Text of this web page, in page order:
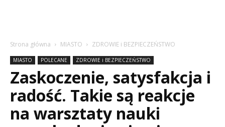
Strona główna MIASTO ZDROWIE i BEZPIECZEŃSTWO
MIASTO POLECANE ZDROWIE i BEZPIECZEŃSTWO
Zaskoczenie, satysfakcja i
radość. Takie są reakcje
na warsztaty nauki